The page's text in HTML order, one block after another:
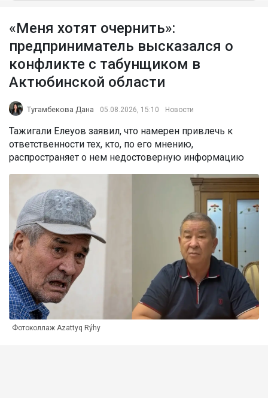
«Меня хотят очернить»:
предприниматель высказался о
конфликте с табунщиком в
Актюбинской области
Тугамбекова Дана 05.08.2026, 15:10 Новости
Тажигали Елеуов заявил, что намерен привлечь к
ответственности тех, кто, по его мнению,
распространяет о нем недостоверную информацию
Фотоколлаж Azattyq Rýhy